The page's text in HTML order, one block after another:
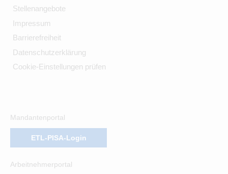
Stellenangebote
Impressum
Barrierefreiheit
Datenschutzerklärung
Cookie-Einstellungen prüfen
Mandantenportal
ETL-PISA-Login
Arbeitnehmerportal